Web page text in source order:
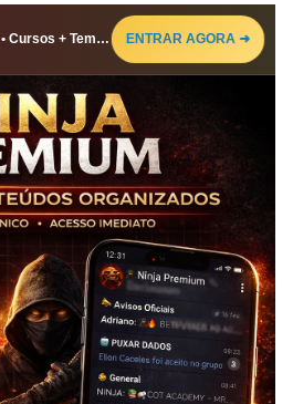
• Cursos + Templates + Scripts • Pagamento único ENTRAR AGORA ➜